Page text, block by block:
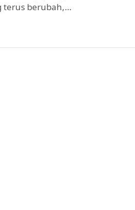
terus berubah,…